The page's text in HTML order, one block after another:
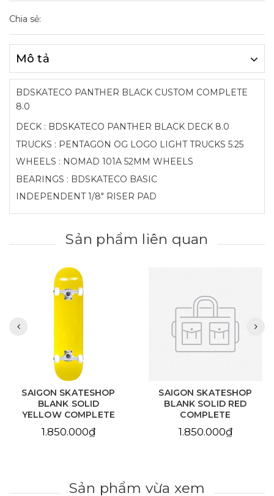
Chia sẻ:
Mô tả
BDSKATECO PANTHER BLACK CUSTOM COMPLETE
8.0
DECK : BDSKATECO PANTHER BLACK DECK 8.0
TRUCKS : PENTAGON OG LOGO LIGHT TRUCKS 5.25
WHEELS : NOMAD 101A 52MM WHEELS
BEARINGS : BDSKATECO BASIC
INDEPENDENT 1/8" RISER PAD
Sản phẩm liên quan
SAIGON SKATESHOP
BLANK SOLID RED
COMPLETE
1.850.000₫
SAIGON SKATESHOP
BLANK NATURAL
COMPLETE
1.850.000₫
Sản phẩm vừa xem